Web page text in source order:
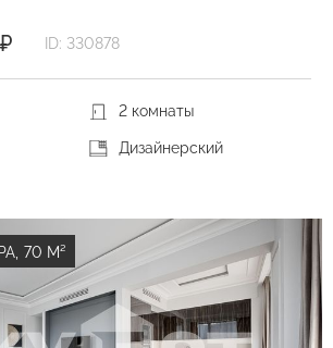
ID: 330878
2 комнаты
Дизайнерский
70 М²